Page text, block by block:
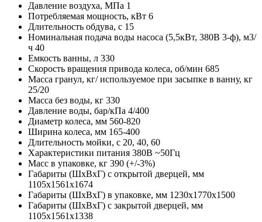
Давление воздуха, МПа 1
Потребляемая мощность, кВт 6
Длительность обдува, с 15
Номинальная подача воды насоса (5,5кВт, 380В 3-ф), м3/
ч 40
Емкость ванны, л 330
Скорость вращения привода колеса, об/мин 685
Масса гранул, кг/ используемое при засыпке в ванну, кг
25/20
Масса без воды, кг 330
Давление воды, бар/кПа 4/400
Диаметр колеса, мм 560-820
Ширина колеса, мм 165-400
Длительность мойки, с 20, 40, 60
Характеристики питания 380В ~50Гц
Масс в упаковке, кг 390 (+/-3%)
Габариты (ШхВхГ) с открытой дверцей, мм
1105х1561х1674
Габариты (ШхВхГ) в упаковке, мм 1230х1770х1500
Габариты (ШхВхГ) с закрытой дверцей, мм
1105х1561х1338